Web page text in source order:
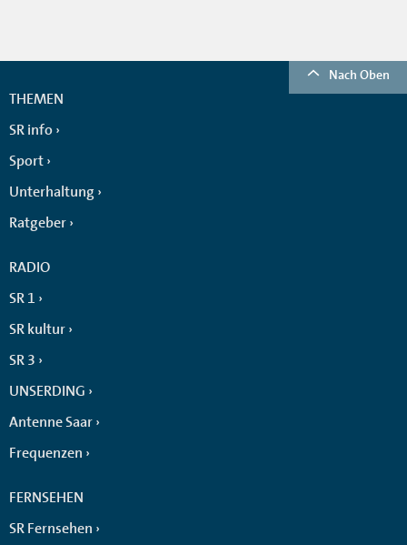
Nach Oben
THEMEN
SR info
Sport
Unterhaltung
Ratgeber
RADIO
SR 1
SR kultur
SR 3
UNSERDING
Antenne Saar
Frequenzen
FERNSEHEN
SR Fernsehen